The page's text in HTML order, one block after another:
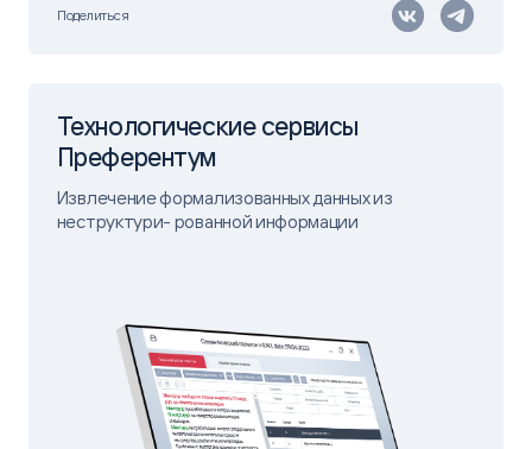
Поделиться
Технологические сервисы
Преферентум
Извлечение формализованных данных из
неструктури- рованной информации